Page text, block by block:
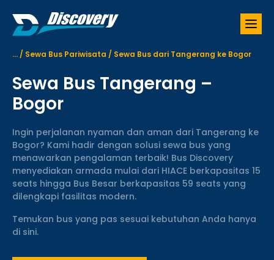
... / Sewa Bus Pariwisata / Sewa Bus dari Tangerang ke Bogor
Sewa Bus Tangerang –
Bogor
Ingin perjalanan nyaman dan aman dari Tangerang ke
Bogor? Kami hadir dengan solusi sewa bus yang
menawarkan pengalaman terbaik! Bus Discovery
menyediakan armada mulai dari HIACE berkapasitas 15
seats hingga Bus Besar berkapasitas 59 seats yang
dilengkapi fasilitas modern.
Temukan bus yang pas sesuai kebutuhan Anda hanya
di sini.